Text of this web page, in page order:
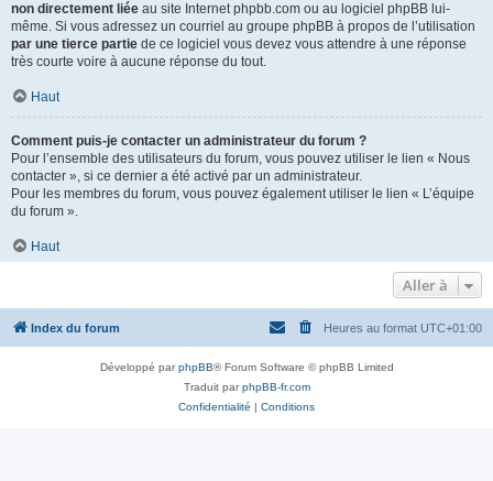
non directement liée au site Internet phpbb.com ou au logiciel phpBB lui-
même. Si vous adressez un courriel au groupe phpBB à propos de l’utilisation
par une tierce partie de ce logiciel vous devez vous attendre à une réponse
très courte voire à aucune réponse du tout.
Haut
Comment puis-je contacter un administrateur du forum ?
Pour l’ensemble des utilisateurs du forum, vous pouvez utiliser le lien « Nous
contacter », si ce dernier a été activé par un administrateur.
Pour les membres du forum, vous pouvez également utiliser le lien « L’équipe
du forum ».
Haut
Aller à
Index du forum Heures au format UTC+01:00
Développé parphpBB® Forum Software © phpBB Limited
Traduit parphpBB-fr.com
Confidentialité | Conditions